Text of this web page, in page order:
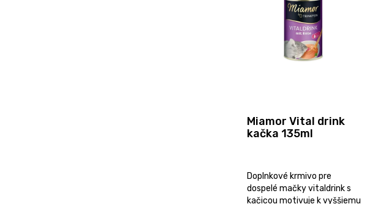
Miamor Vital drink
kačka 135ml
Doplnkové krmivo pre
dospelé mačky vitaldrink s
kačicou motivuje k vyššiemu